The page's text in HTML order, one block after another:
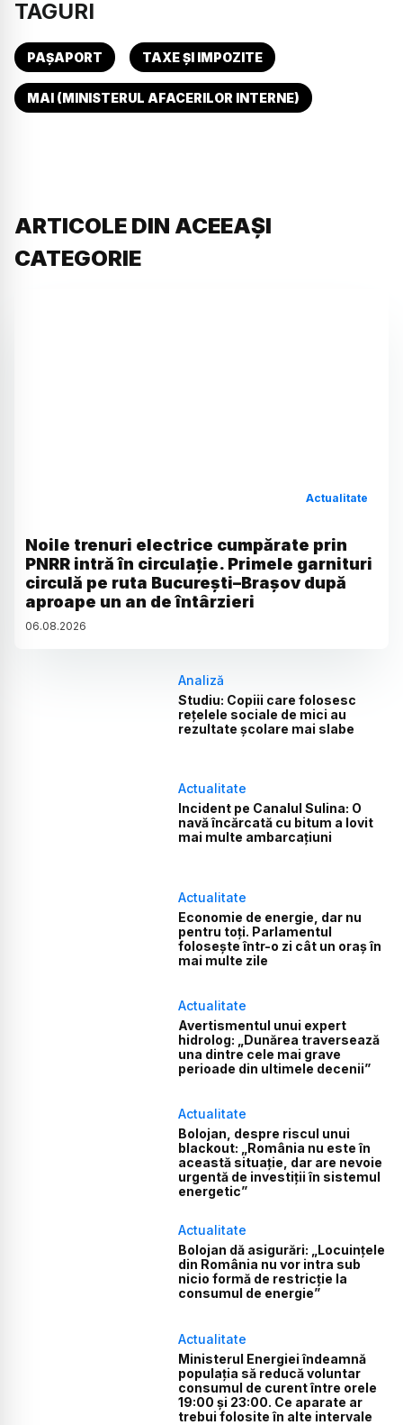
TAGURI
PAȘAPORT TAXE ȘI IMPOZITE
MAI (MINISTERUL AFACERILOR INTERNE)
ARTICOLE DIN ACEEAȘI
CATEGORIE
Actualitate
Noile trenuri electrice cumpărate prin
PNRR intră în circulație. Primele garnituri
circulă pe ruta București–Brașov după
aproape un an de întârzieri
06.08.2026
Analiză
Studiu: Copiii care folosesc
rețelele sociale de mici au
rezultate școlare mai slabe
Actualitate
Incident pe Canalul Sulina: O
navă încărcată cu bitum a lovit
mai multe ambarcațiuni
Actualitate
Economie de energie, dar nu
pentru toți. Parlamentul
folosește într-o zi cât un oraș în
mai multe zile
Actualitate
Avertismentul unui expert
hidrolog: „Dunărea traversează
una dintre cele mai grave
perioade din ultimele decenii”
Actualitate
Bolojan, despre riscul unui
blackout: „România nu este în
această situație, dar are nevoie
urgentă de investiții în sistemul
energetic”
Actualitate
Bolojan dă asigurări: „Locuințele
din România nu vor intra sub
nicio formă de restricție la
consumul de energie”
Actualitate
Ministerul Energiei îndeamnă
populația să reducă voluntar
consumul de curent între orele
19:00 și 23:00. Ce aparate ar
trebui folosite în alte intervale